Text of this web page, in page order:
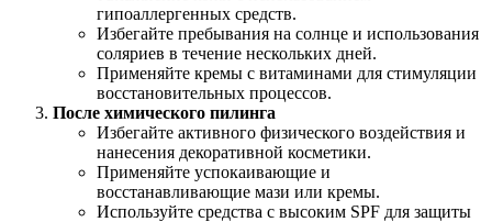
гипоаллергенных средств.
Избегайте пребывания на солнце и использования
соляриев в течение нескольких дней.
Применяйте кремы с витаминами для стимуляции
восстановительных процессов.
После химического пилинга
Избегайте активного физического воздействия и
нанесения декоративной косметики.
Применяйте успокаивающие и
восстанавливающие мази или кремы.
Используйте средства с высоким SPF для защиты